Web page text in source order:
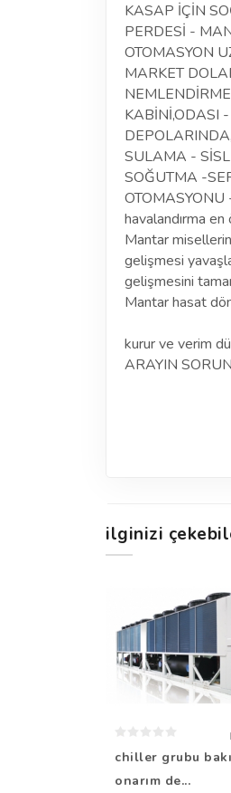
KASAP İÇİN
PERDESİ -
OTOMASYON
MARKET
KABİNİ,ODASI
SULAMA -
SOĞUTMA -
OTOMASYONU
havalandırma
Mantar
gelişmesi
gelişmesini
Mantar hasat
kurur ve verim
ARAYIN
ilginizi
chiller grubu
onarım de...